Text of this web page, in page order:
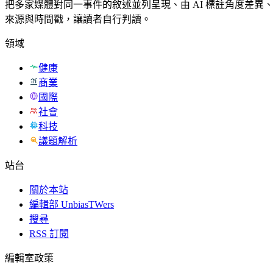
把多家媒體對同一事件的敘述並列呈現、由 AI 標註角度差異、
來源與時間戳，讓讀者自行判讀。
領域
健康
商業
國際
社會
科技
議題解析
站台
關於本站
編輯部 UnbiasTWers
搜尋
RSS 訂閱
編輯室政策